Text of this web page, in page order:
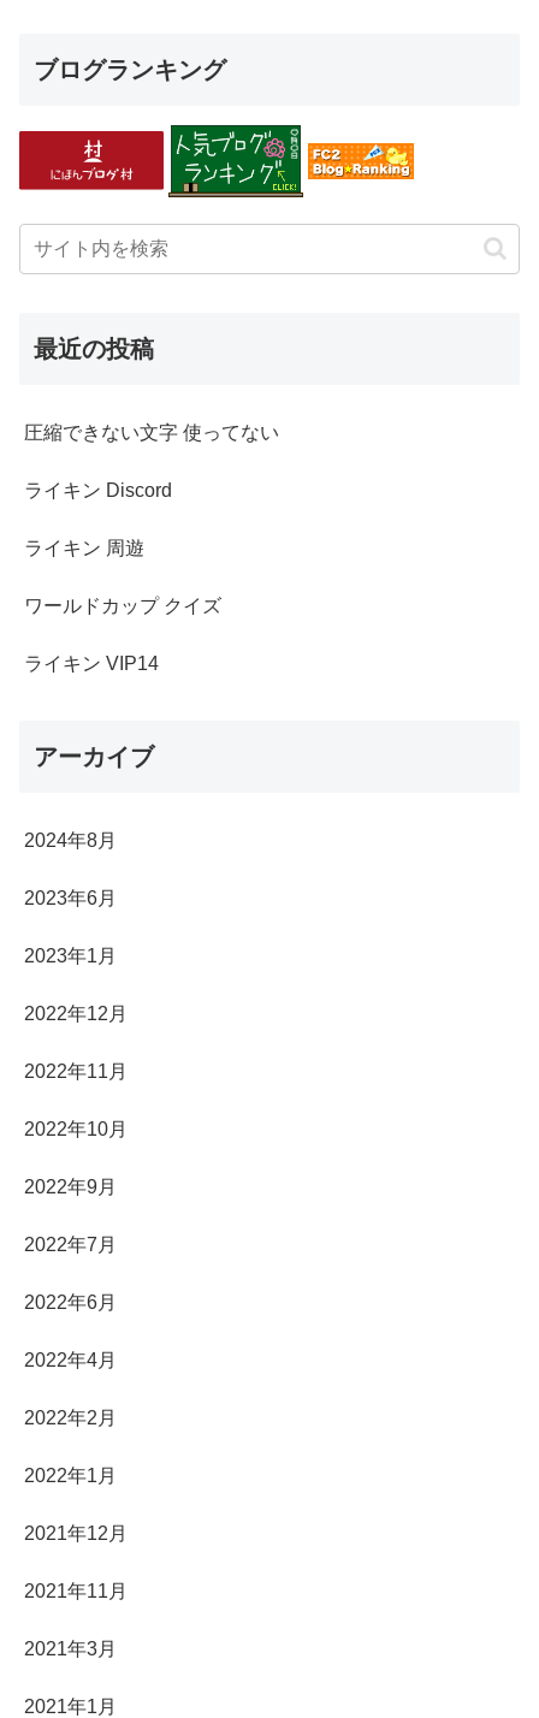
ブログランキング
最近の投稿
圧縮できない文字 使ってない
ライキン Discord
ライキン 周遊
ワールドカップ クイズ
ライキン VIP14
アーカイブ
2024年8月
2023年6月
2023年1月
2022年12月
2022年11月
2022年10月
2022年9月
2022年7月
2022年6月
2022年4月
2022年2月
2022年1月
2021年12月
2021年11月
2021年3月
2021年1月